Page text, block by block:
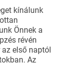
kínálunk
Önnek a
révén
első naptól
Az